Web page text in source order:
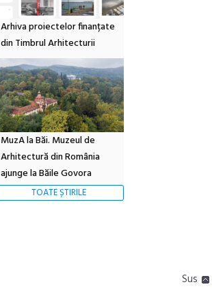
Arhiva proiectelor finanțate
din Timbrul Arhitecturii
MuzA la Băi. Muzeul de
Arhitectură din România
ajunge la Băile Govora
TOATE ȘTIRILE
Sus